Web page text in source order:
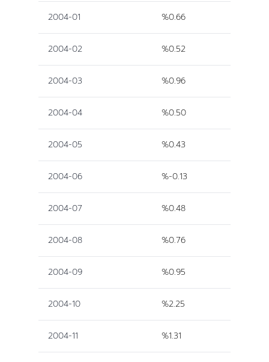
2004-01 %0.66
2004-02 %0.52
2004-03 %0.96
2004-04 %0.50
2004-05 %0.43
2004-06 %-0.13
2004-07 %0.48
2004-08 %0.76
2004-09 %0.95
2004-10 %2.25
2004-11 %1.31